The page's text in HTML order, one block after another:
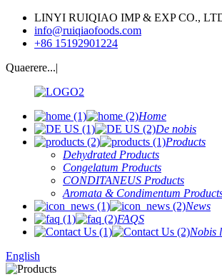
LINYI RUIQIAO IMP & EXP CO.,
info@ruiqiaofoods.com
+86 15192901224
Quaerere...|
Home
De nobis
Products
Dehydrated Products
Congelatum Products
CONDITANEUS Products
Aromata & Condimentum
News
FAQS
Nobis
English